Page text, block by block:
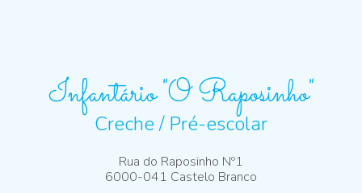
Infantário "O Raposinho"
Creche / Pré-escolar
Rua do Raposinho Nº1
6000-041 Castelo Branco